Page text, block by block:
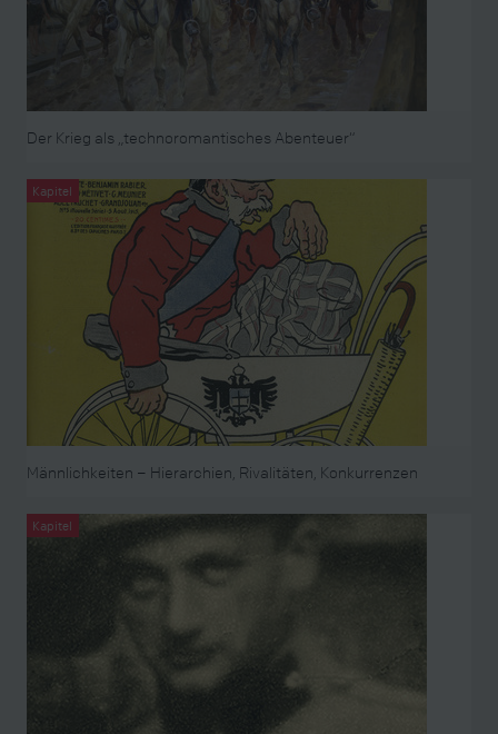
Der Krieg als „technoromantisches Abenteuer“
Kapitel
Männlichkeiten – Hierarchien, Rivalitäten, Konkurrenzen
Kapitel